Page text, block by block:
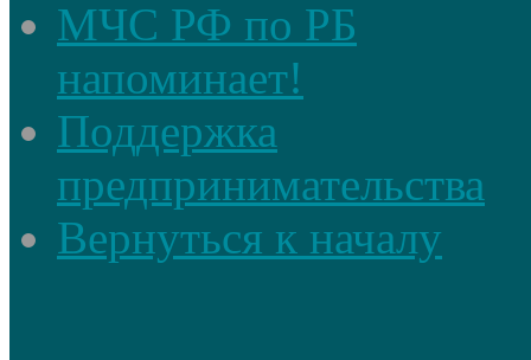
МЧС РФ по РБ
напоминает!
Поддержка
предпринимательства
Вернуться к началу